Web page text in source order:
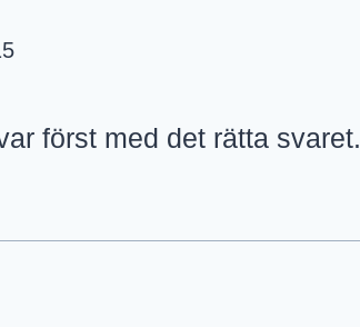
först med det rätta svaret.